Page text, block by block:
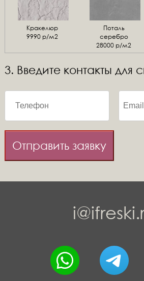
Кракелюр
9990 р/м2
Поталь
серебро
28000 р/м2
3. Введите контакты для
Отправить заявку